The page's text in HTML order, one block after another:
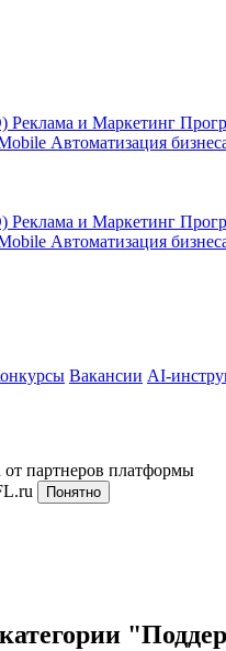
Реклама и Маркетинг
Автоматизация
Реклама и Маркетинг
Автоматизация
Вакансии AI-
партнеров платформы
Понятно